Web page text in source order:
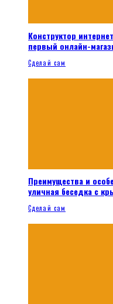
Конструктор
первый онлайн-
Сделай сам
Преимущества и
уличная беседка с
Сделай сам